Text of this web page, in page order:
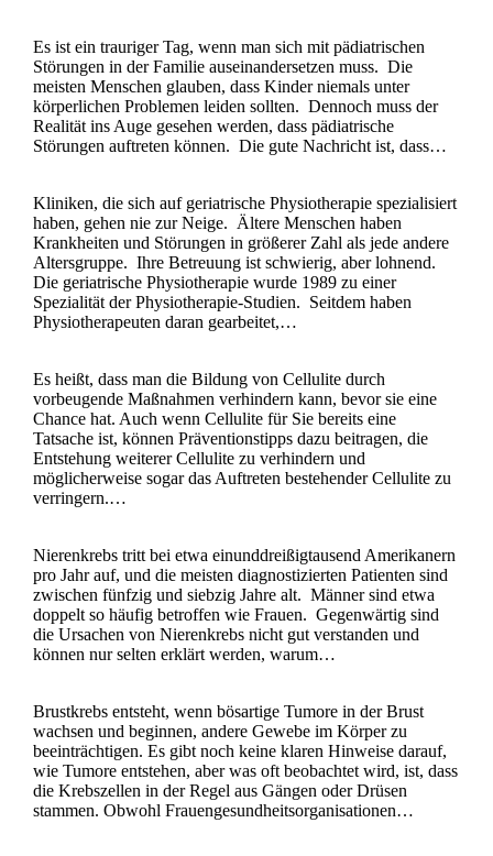
Es ist ein trauriger Tag, wenn man sich mit pädiatrischen
Störungen in der Familie auseinandersetzen muss. Die
meisten Menschen glauben, dass Kinder niemals unter
körperlichen Problemen leiden sollten. Dennoch muss der
Realität ins Auge gesehen werden, dass pädiatrische
Störungen auftreten können. Die gute Nachricht ist, dass…
Kliniken, die sich auf geriatrische Physiotherapie spezialisiert
haben, gehen nie zur Neige. Ältere Menschen haben
Krankheiten und Störungen in größerer Zahl als jede andere
Altersgruppe. Ihre Betreuung ist schwierig, aber lohnend.
Die geriatrische Physiotherapie wurde 1989 zu einer
Spezialität der Physiotherapie-Studien. Seitdem haben
Physiotherapeuten daran gearbeitet,…
Es heißt, dass man die Bildung von Cellulite durch
vorbeugende Maßnahmen verhindern kann, bevor sie eine
Chance hat. Auch wenn Cellulite für Sie bereits eine
Tatsache ist, können Präventionstipps dazu beitragen, die
Entstehung weiterer Cellulite zu verhindern und
möglicherweise sogar das Auftreten bestehender Cellulite zu
verringern.…
Nierenkrebs tritt bei etwa einunddreißigtausend Amerikanern
pro Jahr auf, und die meisten diagnostizierten Patienten sind
zwischen fünfzig und siebzig Jahre alt. Männer sind etwa
doppelt so häufig betroffen wie Frauen. Gegenwärtig sind
die Ursachen von Nierenkrebs nicht gut verstanden und
können nur selten erklärt werden, warum…
Brustkrebs entsteht, wenn bösartige Tumore in der Brust
wachsen und beginnen, andere Gewebe im Körper zu
beeinträchtigen. Es gibt noch keine klaren Hinweise darauf,
wie Tumore entstehen, aber was oft beobachtet wird, ist, dass
die Krebszellen in der Regel aus Gängen oder Drüsen
stammen. Obwohl Frauengesundheitsorganisationen…